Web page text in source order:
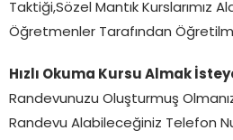
Taktiği,Sözel Mantık Kurslarımız
Öğretmenler Tarafından
Hızlı Okuma Kursu Almak
Randevunuzu Oluşturmuş
Randevu Alabileceğiniz Telefon